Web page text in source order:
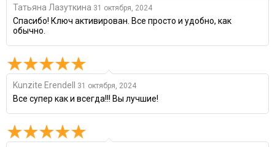
Татьяна Лазуткина 31 октября, 2024
Спасибо! Ключ активирован. Все просто и удобно, как
обычно.
Kunzite Erendell 31 октября, 2024
Все супер как и всегда!!! Вы лучшие!